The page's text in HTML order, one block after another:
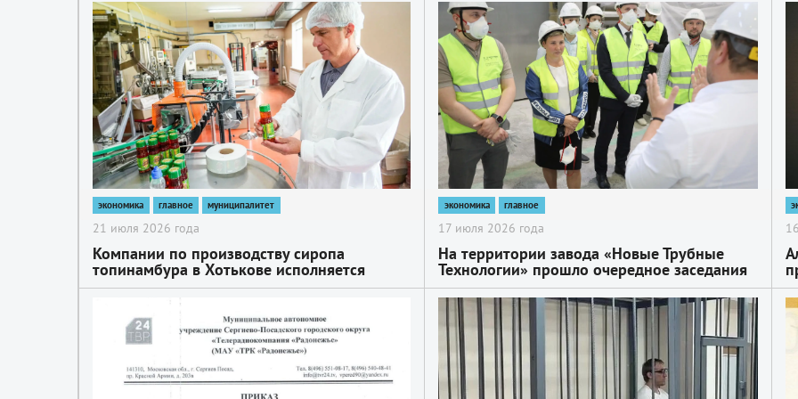
2
экономика главное муниципалитет
21 июля 2026 года
Компании по производству сиропа
топинамбура в Хотькове исполняется
четверть века
экономика главное
17 июля 2026 года
На территории завода «Новые Трубные
Технологии» прошло очередное заседания
Совета директоров предприятий округа
2